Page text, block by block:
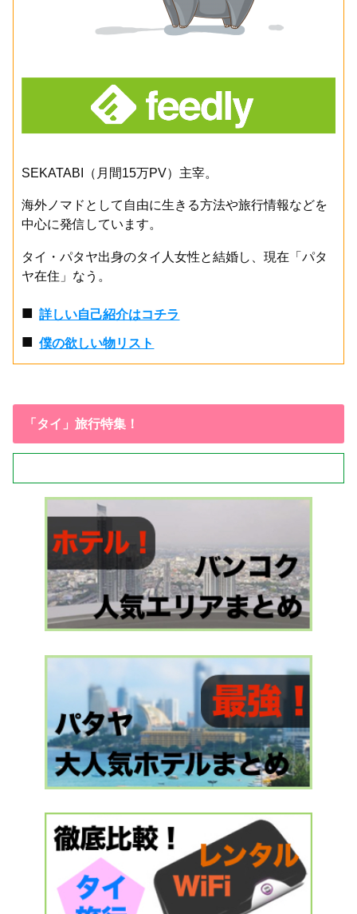
SEKATABI（月間15万PV）主宰。
海外ノマドとして自由に生きる方法や旅行情報などを
中心に発信しています。
タイ・パタヤ出身のタイ人女性と結婚し、現在「パタ
ヤ在住」なう。
■詳しい自己紹介はコチラ
■僕の欲しい物リスト
「タイ」旅行特集！